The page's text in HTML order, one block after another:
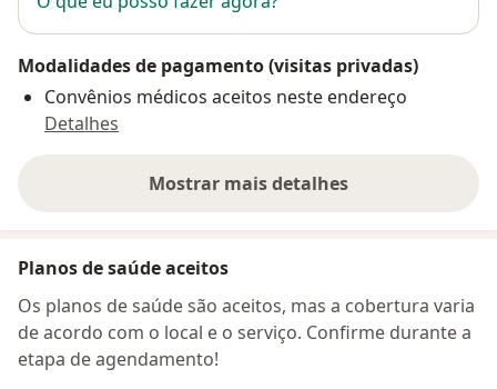
Modalidades de pagamento (visitas privadas)
Convênios médicos aceitos neste endereço
Detalhes
Mostrar mais detalhes
sobre o endereço
Planos de saúde aceitos
Os planos de saúde são aceitos, mas a cobertura varia
de acordo com o local e o serviço. Confirme durante a
etapa de agendamento!